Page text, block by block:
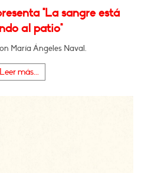
"La sangre está
al patio"
María Ángeles Naval.
Leer más...